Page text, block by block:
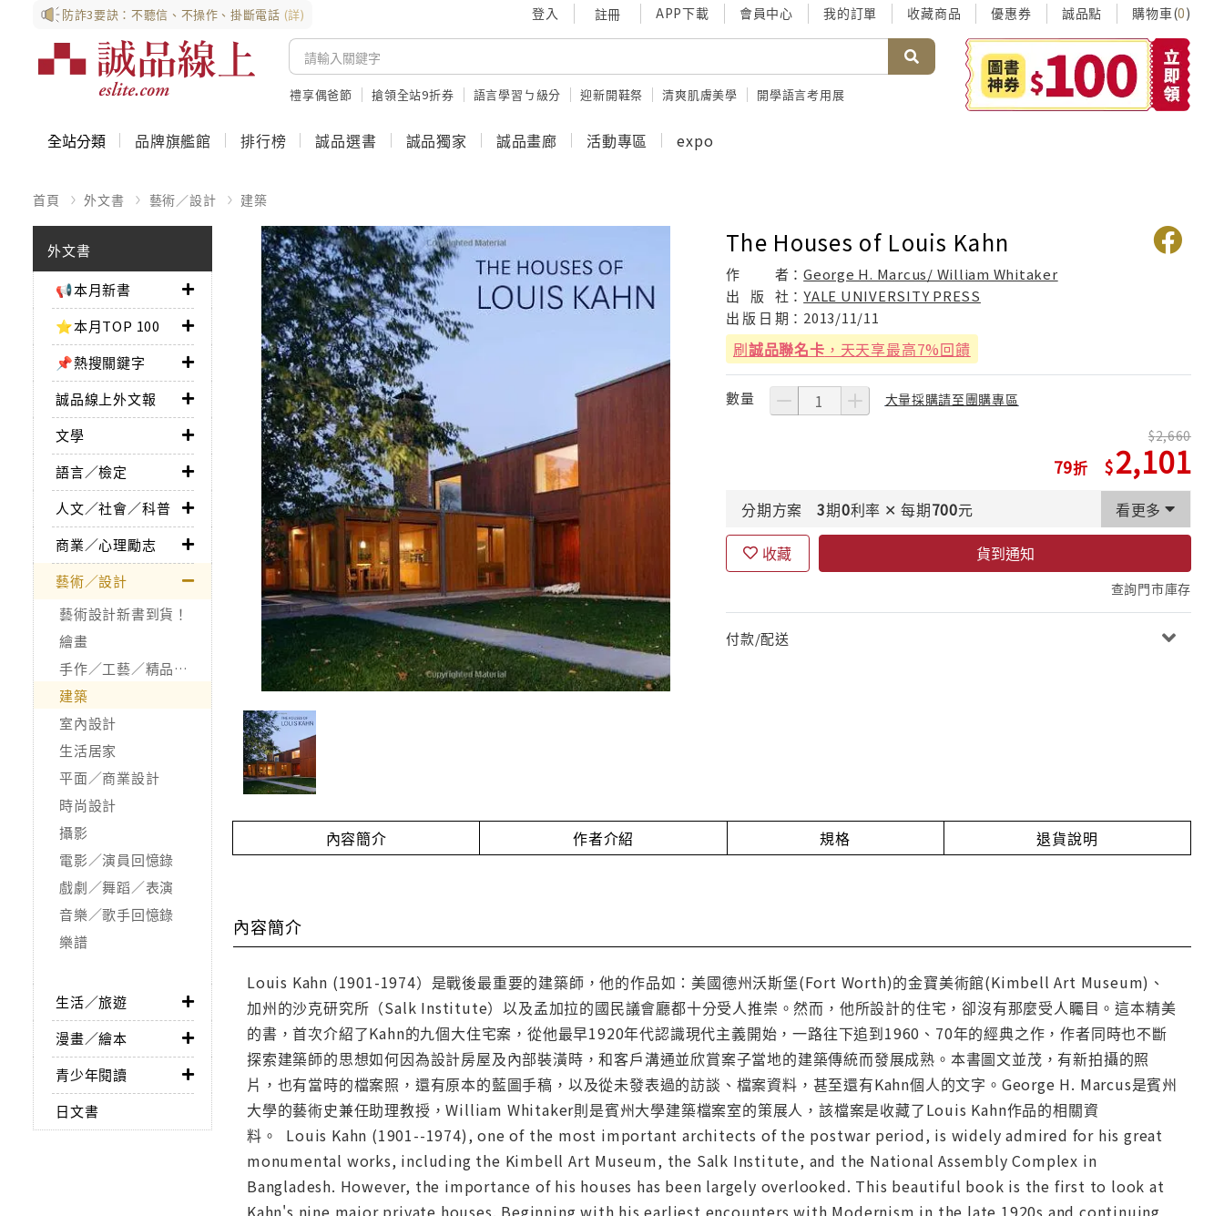
防詐3要訣：不聽信、不操作、掛斷電話 (詳) 登入 註冊 APP下載 會員中心 我的訂單 收藏商品 優惠券 誠品點 購物車(0)
禮享偶爸節 搶領全站9折券 語言學習ㄅ級分 迎新開鞋祭 清爽肌膚美學 開學語言考用展
全站分類 品牌旗艦館 排行榜 誠品選書 誠品獨家 誠品畫廊 活動專區 expo
首頁 外文書 藝術／設計 建築
外文書
📢本月新書
⭐本月TOP 100
📌熱搜關鍵字
誠品線上外文報
文學
語言／檢定
人文／社會／科普
商業／心理勵志
藝術／設計
藝術設計新書到貨！
繪畫
手作／工藝／精品收藏
建築
室內設計
生活居家
平面／商業設計
時尚設計
攝影
電影／演員回憶錄
戲劇／舞蹈／表演
音樂／歌手回憶錄
樂譜
生活／旅遊
漫畫／繪本
青少年閱讀
日文書
The Houses of Louis Kahn
作 者：George H. Marcus/ William Whitaker
出
版 社：YALE UNIVERSITY PRESS
出 版 日 期： 2013/11/11
刷誠品聯名卡 ，天天享最高7%回饋
數量 大量採購請至團購專區
79
2,660
2,101
分期方案 3期0利率 ✕ 每期700元 看更多
收藏 貨到通知
查詢門市庫存
付款/配送
內容簡介 作者介紹 規格 退貨說明
內容簡介
Louis Kahn (1901-1974）是戰後最重要的建築師，他的作品如：美國德州沃斯堡(Fort Worth)的金寶美術館(Kimbell Art Museum)、
加州的沙克研究所（Salk Institute）以及孟加拉的國民議會廳都十分受人推崇。然而，他所設計的住宅，卻沒有那麼受人矚目。這本精美
的書，首次介紹了Kahn的九個大住宅案，從他最早1920年代認識現代主義開始，一路往下追到1960、70年的經典之作，作者同時也不斷
探索建築師的思想如何因為設計房屋及內部裝潢時，和客戶溝通並欣賞案子當地的建築傳統而發展成熟。本書圖文並茂，有新拍攝的照
片，也有當時的檔案照，還有原本的藍圖手稿，以及從未發表過的訪談、檔案資料，甚至還有Kahn個人的文字。George H. Marcus是賓州
大學的藝術史兼任助理教授，William Whitaker則是賓州大學建築檔案室的策展人，該檔案是收藏了Louis Kahn作品的相關資
料。 Louis Kahn (1901--1974), one of the most important architects of the postwar period, is widely admired for his great
monumental works, including the Kimbell Art Museum, the Salk Institute, and the National Assembly Complex in
Bangladesh. However, the importance of his houses has been largely overlooked. This beautiful book is the first to look at
Kahn's nine major private houses. Beginning with his earliest encounters with Modernism in the late 1920s and continuing